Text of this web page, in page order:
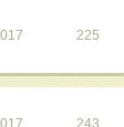
225